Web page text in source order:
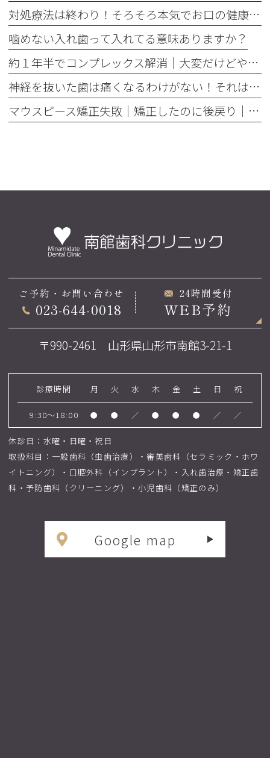
対処療法は終わり！そろそろ本気でお口の健康とは何かを考えませんか
噛めない入れ歯って入れてる意味ありますか？
約１年半でコンプレックス解消｜大変だけどやって良かった歯の矯正治療
神経を抜いた歯は痛くなるわけがない！それは嘘です
マウスピース矯正失敗｜矯正したのに後戻り｜最近よく聞くけどそれってなんで？
ご予約・お問い合わせ
023-644-0018
24時間受付
WEB予約
〒990-2461 山形県山形市南館3-21-1
診療時間 月 火 水 木 金 土 日 祝
9:30～18:00 ● ● ／ ● ● ● ／ ／
休診日：水曜・日曜・祝日
取扱科目：一般歯科（虫歯治療）・審美歯科（セラミック・ホワ
イトニング）・口腔外科（インプラント）・入れ歯治療・矯正歯
科・予防歯科（クリーニング）・小児歯科（矯正のみ）
Google map